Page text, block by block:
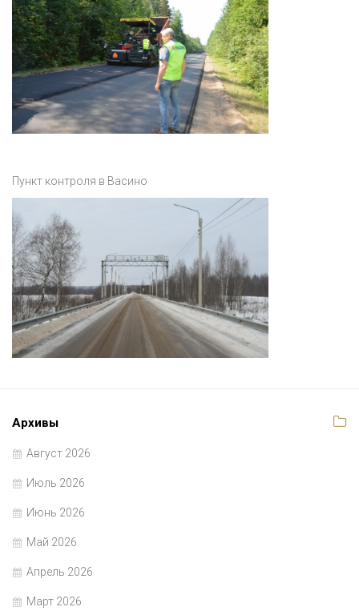
Пункт контроля в Васино
Архивы
Август 2026
Июль 2026
Июнь 2026
Май 2026
Апрель 2026
Март 2026